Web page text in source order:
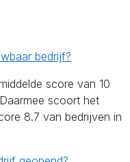
bedrijf?
score van 10
scoort het
8.7 van bedrijven in